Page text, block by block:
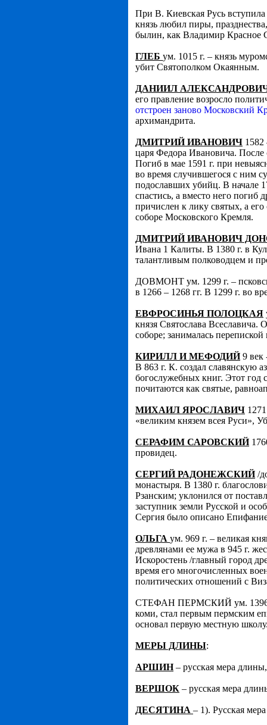
При В. Киевская Русь
князь любил пиры,
былин, как Владимир Красное
ГЛЕБ ум. 1015 г. – князь
убит Святополком Окаянным.
ДАНИИЛ
его правление возросло
отстроен заново Московский
архимандрита.
ДМИТРИЙ ИВАНОВИЧ 1582
царя Федора Ивановича. После
Погиб в мае 1591 г. при
во время случившегося с ним
подославших убийц. В начале
спастись, а вместо него
причислен к лику святых, а
соборе Московского Кремля.
ДМИТРИЙ ИВАНОВИЧ
Ивана 1 Калиты. В 1380 г. в
талантливым полководцем и
ДОВМОНТ ум. 1299 г. –
в 1266 – 1268 гг. В 1299 г. во
ЕВФРОСИНЬЯ ПОЛОЦКАЯ
князя Святослава
соборе; занималась перепиской
КИРИЛЛ И МЕФОДИЙ9 век
В 863 г. К. создал славянскую
богослужебных книг. Этот год
почитаются как святые,
МИХАИЛ ЯРОСЛАВИЧ
«великим князем всея Руси»,
СЕРАФИМ САРОВСКИЙ
провидец.
СЕРГИЙ РАДОНЕЖСКИЙ/
монастыря. В 1380 г.
Рзанским; уклонился от
заступник земли Русской и
Сергия было описано
ОЛЬГА ум. 969 г. – великая
древлянами ее мужа в 945 г.
Искоростень /главный город
время его многочисленных
политических отношений с
СТЕФАН ПЕРМСКИЙ ум. 1396 г.
коми, стал первым пермским
основал первую местную
МЕРЫ ДЛИНЫ:
АРШИН– русская мера
ВЕРШОК – русская мера
ДЕСЯТИНА – 1). Русская